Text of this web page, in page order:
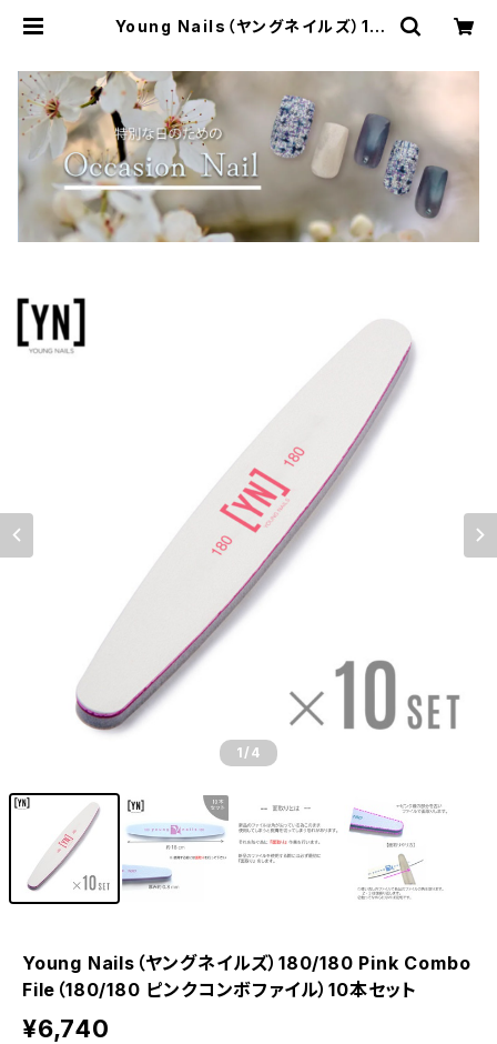
Young Nails（ヤングネイルズ）18
| Simpliee（シンプリー）STORE
1 /4
Young Nails（ヤングネイルズ）180/180 Pink Combo
File（180/180 ピンクコンボファイル）10本セット
¥6,740